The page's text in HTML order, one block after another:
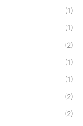
(1)
(1)
(2)
(1)
(1)
(2)
(2)